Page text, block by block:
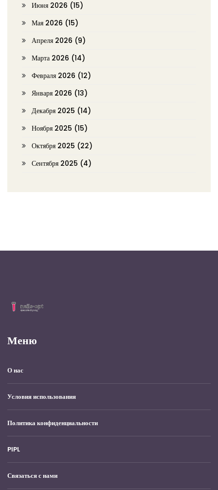
Июня 2026 (15)
Мая 2026 (15)
Апреля 2026 (9)
Марта 2026 (14)
Февраля 2026 (12)
Января 2026 (13)
Декабря 2025 (14)
Ноября 2025 (15)
Октября 2025 (22)
Сентября 2025 (4)
Меню
О нас
Условия использования
Политика конфиденциальности
PIPL
Связаться с нами